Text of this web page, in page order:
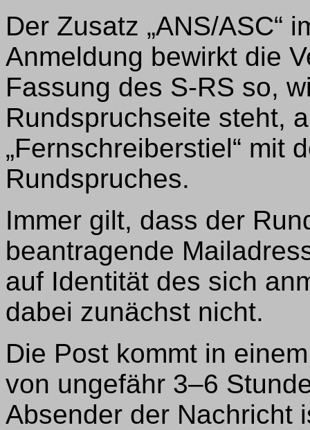
Der Zusatz „ANS/ASC“
Anmeldung bewirkt die
Fassung des S-RS so,
Rundspruchseite steht,
„Fernschreiberstiel“ mit
Rundspruches.
Immer gilt, dass der
beantragende
auf Identität des sich
dabei zunächst nicht.
Die Post kommt in
von ungefähr 3–6
Absender der Nachricht